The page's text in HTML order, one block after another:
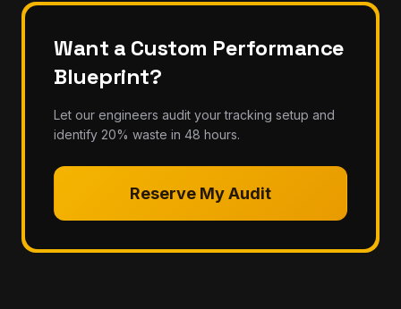
Want a Custom Performance
Blueprint?
Let our engineers audit your tracking setup and
identify 20% waste in 48 hours.
Reserve My Audit